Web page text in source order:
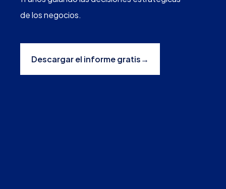
de los negocios.
Descargar el informe gratis→